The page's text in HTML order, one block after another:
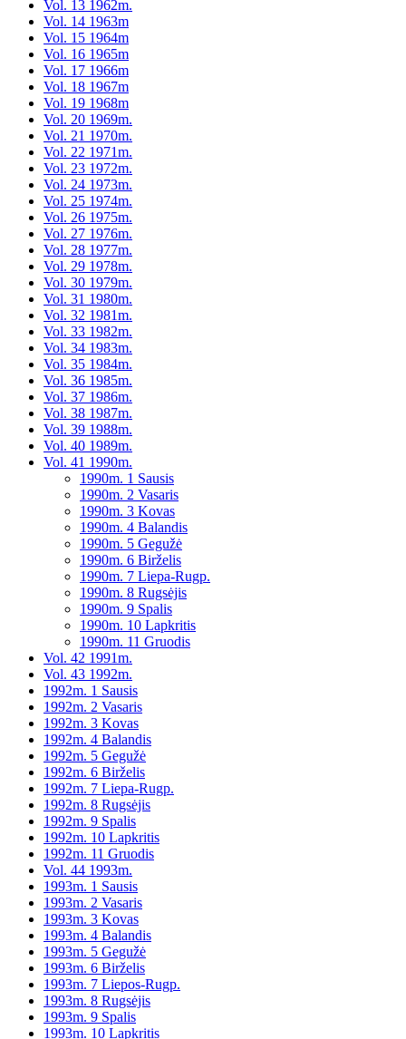
Vol. 13 1962m.
Vol. 14 1963m
Vol. 15 1964m
Vol. 16 1965m
Vol. 17 1966m
Vol. 18 1967m
Vol. 19 1968m
Vol. 20 1969m.
Vol. 21 1970m.
Vol. 22 1971m.
Vol. 23 1972m.
Vol. 24 1973m.
Vol. 25 1974m.
Vol. 26 1975m.
Vol. 27 1976m.
Vol. 28 1977m.
Vol. 29 1978m.
Vol. 30 1979m.
Vol. 31 1980m.
Vol. 32 1981m.
Vol. 33 1982m.
Vol. 34 1983m.
Vol. 35 1984m.
Vol. 36 1985m.
Vol. 37 1986m.
Vol. 38 1987m.
Vol. 39 1988m.
Vol. 40 1989m.
Vol. 41 1990m.
1990m. 1 Sausis
1990m. 2 Vasaris
1990m. 3 Kovas
1990m. 4 Balandis
1990m. 5 Gegužė
1990m. 6 Birželis
1990m. 7 Liepa-Rugp.
1990m. 8 Rugsėjis
1990m. 9 Spalis
1990m. 10 Lapkritis
1990m. 11 Gruodis
Vol. 42 1991m.
Vol. 43 1992m.
1992m. 1 Sausis
1992m. 2 Vasaris
1992m. 3 Kovas
1992m. 4 Balandis
1992m. 5 Gegužė
1992m. 6 Birželis
1992m. 7 Liepa-Rugp.
1992m. 8 Rugsėjis
1992m. 9 Spalis
1992m. 10 Lapkritis
1992m. 11 Gruodis
Vol. 44 1993m.
1993m. 1 Sausis
1993m. 2 Vasaris
1993m. 3 Kovas
1993m. 4 Balandis
1993m. 5 Gegužė
1993m. 6 Birželis
1993m. 7 Liepos-Rugp.
1993m. 8 Rugsėjis
1993m. 9 Spalis
1993m. 10 Lapkritis